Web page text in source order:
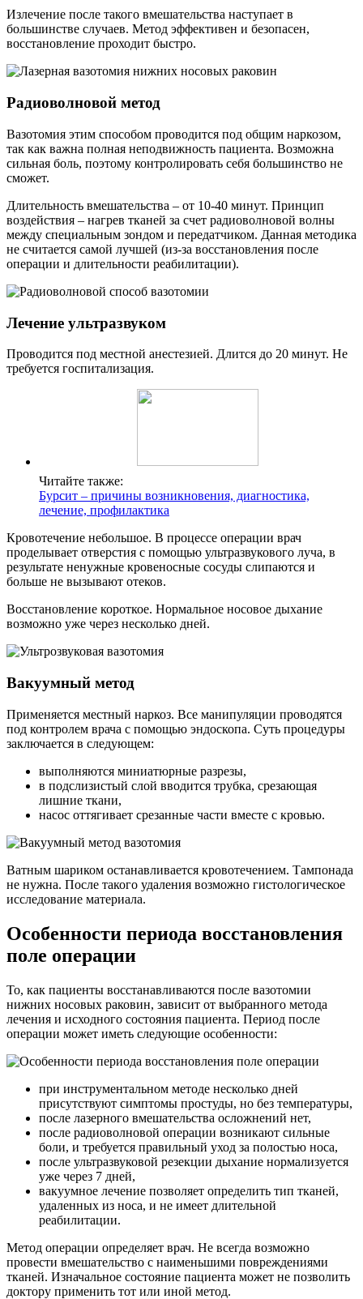
Излечение после такого вмешательства наступает в
большинстве случаев. Метод эффективен и безопасен,
восстановление проходит быстро.
Радиоволновой метод
Вазотомия этим способом проводится под общим наркозом,
так как важна полная неподвижность пациента. Возможна
сильная боль, поэтому контролировать себя большинство не
сможет.
Длительность вмешательства – от 10-40 минут. Принцип
воздействия – нагрев тканей за счет радиоволновой волны
между специальным зондом и передатчиком. Данная методика
не считается самой лучшей (из-за восстановления после
операции и длительности реабилитации).
Лечение ультразвуком
Проводится под местной анестезией. Длится до 20 минут. Не
требуется госпитализация.
Читайте также:
Бурсит – причины возникновения, диагностика,
лечение, профилактика
Кровотечение небольшое. В процессе операции врач
проделывает отверстия с помощью ультразвукового луча, в
результате ненужные кровеносные сосуды слипаются и
больше не вызывают отеков.
Восстановление короткое. Нормальное носовое дыхание
возможно уже через несколько дней.
Вакуумный метод
Применяется местный наркоз. Все манипуляции проводятся
под контролем врача с помощью эндоскопа. Суть процедуры
заключается в следующем:
выполняются миниатюрные разрезы,
в подслизистый слой вводится трубка, срезающая
лишние ткани,
насос оттягивает срезанные части вместе с кровью.
Ватным шариком останавливается кровотечением. Тампонада
не нужна. После такого удаления возможно гистологическое
исследование материала.
Особенности периода восстановления
поле операции
То, как пациенты восстанавливаются после вазотомии
нижних носовых раковин, зависит от выбранного метода
лечения и исходного состояния пациента. Период после
операции может иметь следующие особенности:
при инструментальном методе несколько дней
присутствуют симптомы простуды, но без температуры,
после лазерного вмешательства осложнений нет,
после радиоволновой операции возникают сильные
боли, и требуется правильный уход за полостью носа,
после ультразвуковой резекции дыхание нормализуется
уже через 7 дней,
вакуумное лечение позволяет определить тип тканей,
удаленных из носа, и не имеет длительной
реабилитации.
Метод операции определяет врач. Не всегда возможно
провести вмешательство с наименьшими повреждениями
тканей. Изначальное состояние пациента может не позволить
доктору применить тот или иной метод.